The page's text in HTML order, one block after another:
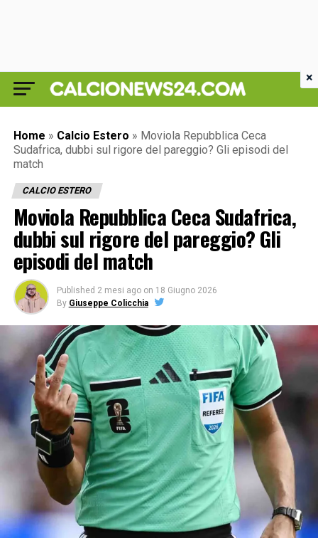
Home » Calcio Estero » Moviola Repubblica Ceca
Sudafrica, dubbi sul rigore del pareggio? Gli episodi del
match
CALCIO ESTERO
Moviola Repubblica Ceca Sudafrica,
dubbi sul rigore del pareggio? Gli
episodi del match
Published 2 mesi ago on 18 Giugno 2026
By Giuseppe Colicchia
×